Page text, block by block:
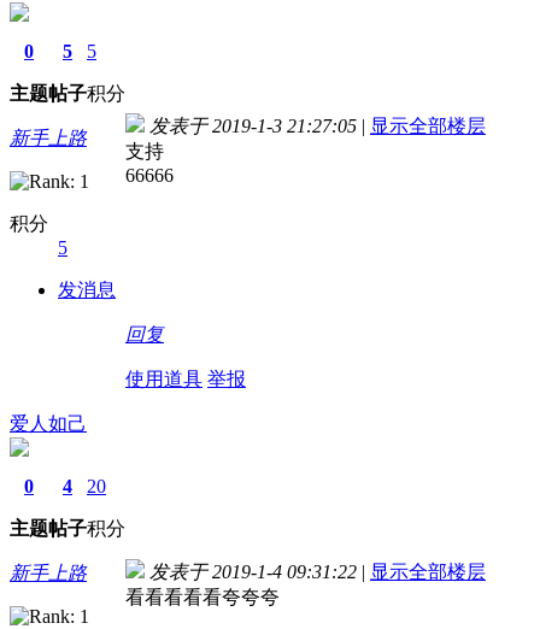
0
主题
5
帖子
5
积分
新手上路
积分
5
发消息
发表于 2019-1-3 21:27:05 | 显示全部楼层
支持
66666
回复
使用道具 举报
爱人如己
0
主题
4
帖子
20
积分
新手上路 发表于 2019-1-4 09:31:22 | 显示全部楼层
看看看看看夸夸夸